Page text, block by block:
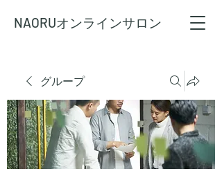
NAORUオンラインサロン
グループ